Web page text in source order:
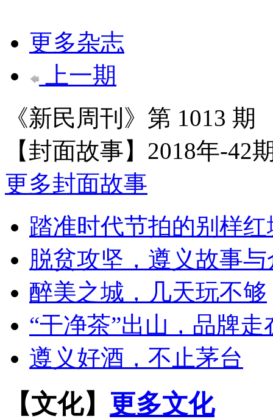
更多杂志
上一期
《新民周刊》第 1013
【封面故事】 2018年-42
更多封面故事
踏准时代节拍的别样红
脱贫攻坚，遵义故事
醉美之城，几天玩不够
“干净茶”出山，品牌走
遵义好酒，不止茅台
【文化】 更多文化